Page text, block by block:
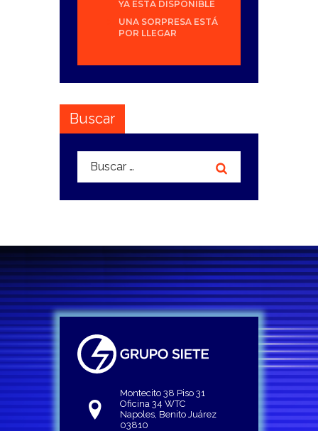
YA ESTÁ DISPONIBLE
UNA SORPRESA ESTÁ
POR LLEGAR
Buscar
Buscar:
Montecito 38 Piso 31
Oficina 34 WTC
Napoles, Benito Juárez
03810